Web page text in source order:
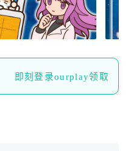
即刻登录ourplay领取